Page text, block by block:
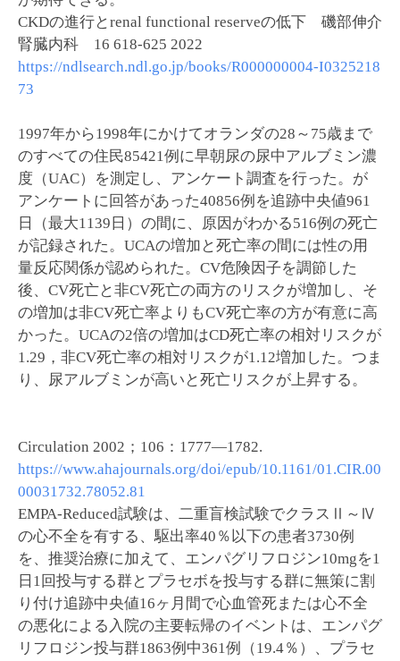
CKDの進行とrenal functional reserveの低下 磯部伸介
腎臓内科 16 618-625 2022
https://ndlsearch.ndl.go.jp/books/R000000004-I0325218
73
1997年から1998年にかけてオランダの28～75歳まで
のすべての住民85421例に早朝尿の尿中アルブミン濃
度（UAC）を測定し、アンケート調査を行った。が
アンケートに回答があった40856例を追跡中央値961
日（最大1139日）の間に、原因がわかる516例の死亡
が記録された。UCAの増加と死亡率の間には性の用
量反応関係が認められた。CV危険因子を調節した
後、CV死亡と非CV死亡の両方のリスクが増加し、そ
の増加は非CV死亡率よりもCV死亡率の方が有意に高
かった。UCAの2倍の増加はCD死亡率の相対リスクが
1.29，非CV死亡率の相対リスクが1.12増加した。つま
り、尿アルブミンが高いと死亡リスクが上昇する。
Circulation 2002；106：1777―1782.
https://www.ahajournals.org/doi/epub/10.1161/01.CIR.00
00031732.78052.81
EMPA-Reduced試験は、二重盲検試験でクラスⅡ～Ⅳ
の心不全を有する、駆出率40％以下の患者3730例
を、推奨治療に加えて、エンパグリフロジン10mgを1
日1回投与する群とプラセボを投与する群に無策に割
り付け追跡中央値16ヶ月間で心血管死または心不全
の悪化による入院の主要転帰のイベントは、エンパグ
リフロジン投与群1863例中361例（19.4％）、プラセ